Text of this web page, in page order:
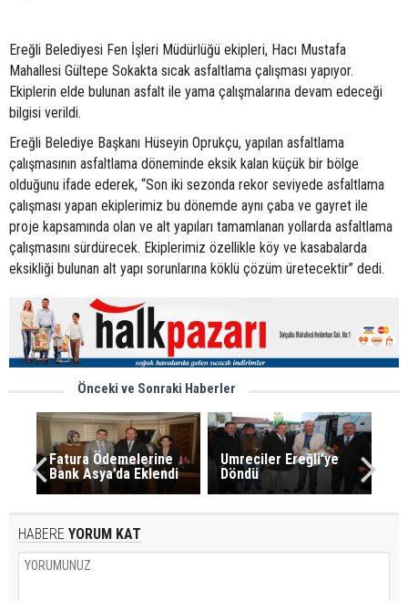
Ereğli Belediyesi Fen İşleri Müdürlüğü ekipleri, Hacı Mustafa
Mahallesi Gültepe Sokakta sıcak asfaltlama çalışması yapıyor.
Ekiplerin elde bulunan asfalt ile yama çalışmalarına devam edeceği
bilgisi verildi.
Ereğli Belediye Başkanı Hüseyin Oprukçu, yapılan asfaltlama
çalışmasının asfaltlama döneminde eksik kalan küçük bir bölge
olduğunu ifade ederek, “Son iki sezonda rekor seviyede asfaltlama
çalışması yapan ekiplerimiz bu dönemde aynı çaba ve gayret ile
proje kapsamında olan ve alt yapıları tamamlanan yollarda asfaltlama
çalışmasını sürdürecek. Ekiplerimiz özellikle köy ve kasabalarda
eksikliği bulunan alt yapı sorunlarına köklü çözüm üretecektir” dedi.
Önceki ve Sonraki Haberler
Fatura Ödemelerine
Bank Asya’da Eklendi
Umreciler Ereğli’ye
Döndü
HABERE YORUM KAT